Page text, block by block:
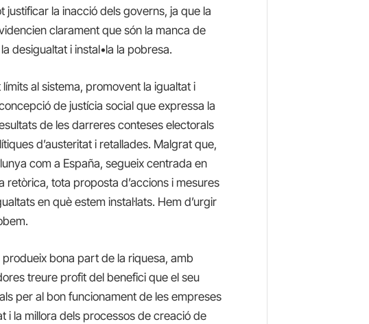
justificar la inacció dels governs, ja que la
clarament que són la manca de
desigualtat i instal•la la pobresa.
al sistema, promovent la igualtat i
de justícia social que expressa la
de les darreres conteses electorals
d’austeritat i retallades. Malgrat que,
com a España, segueix centrada en
tota proposta d’accions i mesures
en què estem instal·lats. Hem d’urgir
bona part de la riquesa, amb
treure profit del benefici que el seu
per al bon funcionament de les empreses
i la millora dels processos de creació de